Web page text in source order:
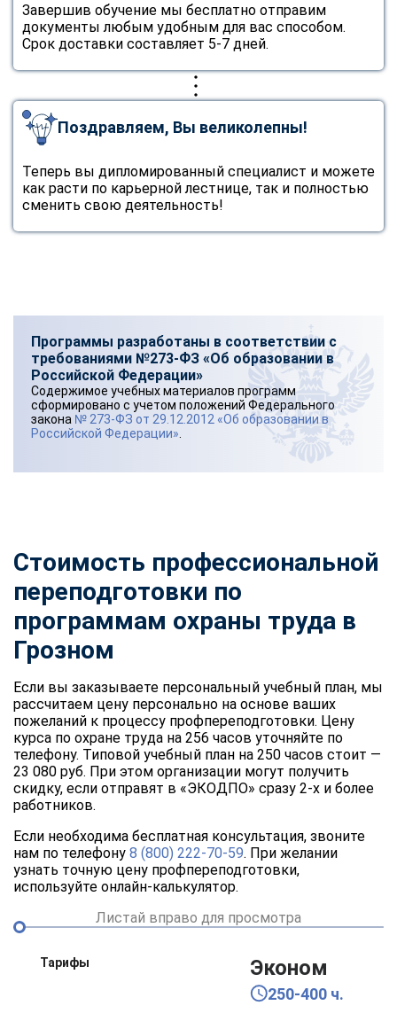
Завершив обучение мы бесплатно отправим
документы любым удобным для вас способом.
Срок доставки составляет 5-7 дней.
Поздравляем, Вы великолепны!
Теперь вы дипломированный специалист и можете
как расти по карьерной лестнице, так и полностью
сменить свою деятельность!
Программы разработаны в соответствии с
требованиями №273-ФЗ «Об образовании в
Российской Федерации»
Содержимое учебных материалов программ
сформировано с учетом положений Федерального
закона № 273-ФЗ от 29.12.2012 «Об образовании в
Российской Федерации»
Стоимость профессиональной
переподготовки по
программам охраны труда в
Грозном
Если вы заказываете персональный учебный план, мы
рассчитаем цену персонально на основе ваших
пожеланий к процессу профпереподготовки. Цену
курса по охране труда на 256 часов уточняйте по
телефону. Типовой учебный план на 250 часов стоит —
23 080 руб. При этом организации могут получить
скидку, если отправят в «ЭКОДПО» сразу 2-х и более
работников.
Если необходима бесплатная консультация, звоните
нам по телефону 8 (800) 222-70-59. При желании
узнать точную цену профпереподготовки,
используйте онлайн-калькулятор.
Листай вправо для просмотра
Тарифы Эконом
250-400 ч.